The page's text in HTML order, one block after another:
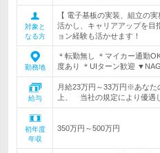
対象と
なる方
【 電子基板の実装、組立の
活かし、キャリアアップを
ョン経験も活かせます！
勤務地
＊転勤無し ＊マイカー通勤
度あり ＊UIターン歓迎
給与
月給23万円～33万円※あなた
上、 当社の規定により優遇
初年度
年収
350万円～500万円